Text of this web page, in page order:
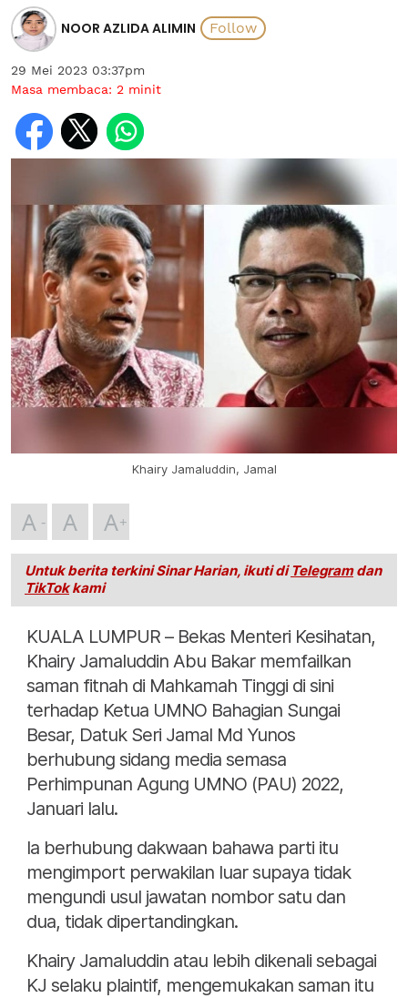
NOOR AZLIDA ALIMIN
29 Mei 2023 03:37pm
Masa membaca: 2 minit
Khairy Jamaluddin, Jamal
A A A
Untuk berita terkini Sinar Harian, ikuti di Telegramdan
TikTokkami
KUALA LUMPUR – Bekas Menteri Kesihatan,
Khairy Jamaluddin Abu Bakar memfailkan
saman fitnah di Mahkamah Tinggi di sini
terhadap Ketua UMNO Bahagian Sungai
Besar, Datuk Seri Jamal Md Yunos
berhubung sidang media semasa
Perhimpunan Agung UMNO (PAU) 2022,
Januari lalu.
Ia berhubung dakwaan bahawa parti itu
mengimport perwakilan luar supaya tidak
mengundi usul jawatan nombor satu dan
dua, tidak dipertandingkan.
Khairy Jamaluddin atau lebih dikenali sebagai
KJ selaku plaintif, mengemukakan saman itu